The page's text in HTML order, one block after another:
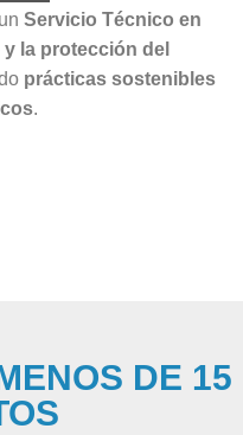
Servicio Técnico en
la protección del
prácticas sostenibles
.
DE 15